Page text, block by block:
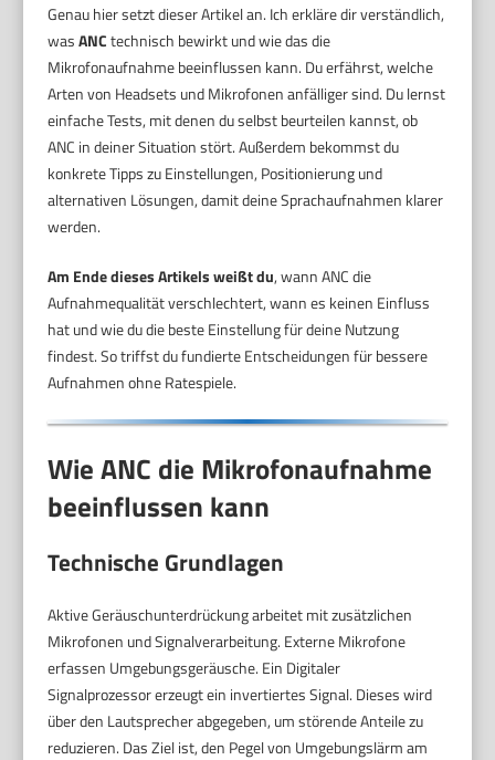
Genau hier setzt dieser Artikel an. Ich erkläre dir verständlich,
wasANCtechnisch bewirkt und wie das die
Mikrofonaufnahme beeinflussen kann. Du erfährst, welche
Arten von Headsets und Mikrofonen anfälliger sind. Du lernst
einfache Tests, mit denen du selbst beurteilen kannst, ob
ANC in deiner Situation stört. Außerdem bekommst du
konkrete Tipps zu Einstellungen, Positionierung und
alternativen Lösungen, damit deine Sprachaufnahmen klarer
werden.
Am Ende dieses Artikels weißt du, wann ANC die
Aufnahmequalität verschlechtert, wann es keinen Einfluss
hat und wie du die beste Einstellung für deine Nutzung
findest. So triffst du fundierte Entscheidungen für bessere
Aufnahmen ohne Ratespiele.
Wie ANC die Mikrofonaufnahme
beeinflussen kann
Technische Grundlagen
Aktive Geräuschunterdrückung arbeitet mit zusätzlichen
Mikrofonen und Signalverarbeitung. Externe Mikrofone
erfassen Umgebungsgeräusche. Ein Digitaler
Signalprozessor erzeugt ein invertiertes Signal. Dieses wird
über den Lautsprecher abgegeben, um störende Anteile zu
reduzieren. Das Ziel ist, den Pegel von Umgebungslärm am